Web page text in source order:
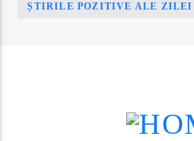
ȘTIRILE POZITIVE ALE ZILEI